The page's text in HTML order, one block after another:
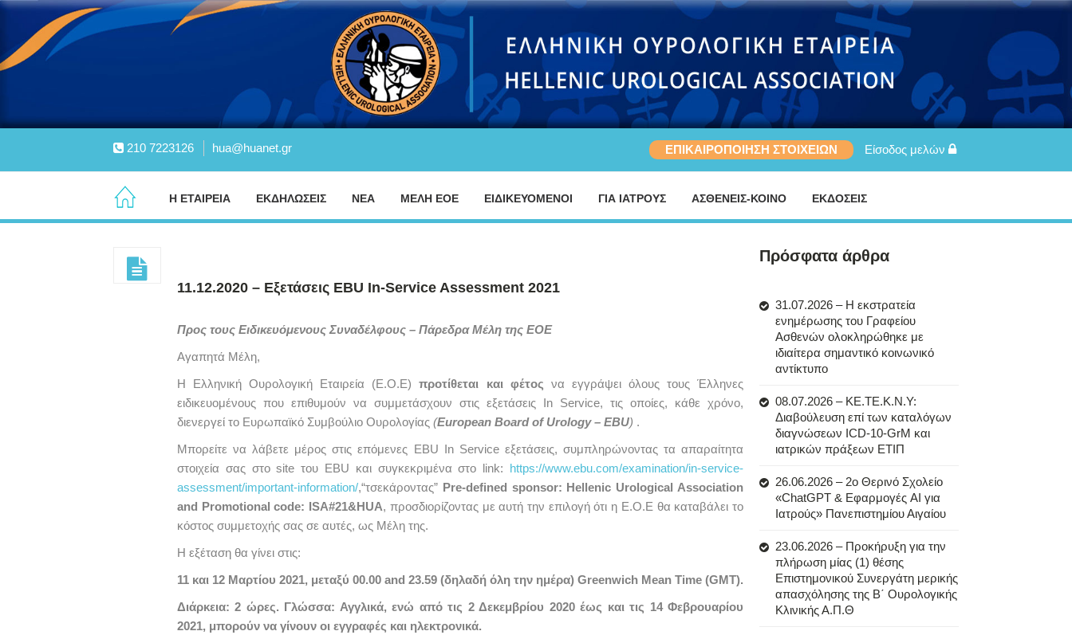
210 7223126 hua@huanet.gr ΕΠΙΚΑΙΡΟΠΟΙΗΣΗ ΣΤΟΙΧΕΙΩΝ Είσοδος μελών
Η ΕΤΑΙΡΕΙΑ ΕΚΔΗΛΩΣΕΙΣ ΝΕΑ ΜΕΛΗ ΕΟΕ ΕΙΔΙΚΕΥΟΜΕΝΟΙ ΓΙΑ ΙΑΤΡΟΥΣ ΑΣΘΕΝΕΙΣ-ΚΟΙΝΟ ΕΚΔΟΣΕΙΣ
11.12.2020 – Εξετάσεις EBU In-Service Assessment 2021
Προς τους Ειδικευόμενους Συναδέλφους – Πάρεδρα Μέλη της ΕΟΕ
Αγαπητά Μέλη,
Η Ελληνική Ουρολογική Εταιρεία (Ε.Ο.Ε)προτίθεται και φέτος να εγγράψει όλους τους Έλληνες
ειδικευομένους που επιθυμούν να συμμετάσχουν στις εξετάσεις In Service, τις οποίες, κάθε χρόνο,
διενεργεί το Ευρωπαϊκό Συμβούλιο Ουρολογίας (European Board of Urology – EBU) .
Μπορείτε να λάβετε μέρος στις επόμενες EBU In Service εξετάσεις, συμπληρώνοντας τα απαραίτητα
στοιχεία σας στο site του EBU και συγκεκριμένα στο link: https://www.ebu.com/examination/in-service-
assessment/important-information/,“τσεκάροντας” Pre-defined sponsor: Hellenic Urological Association
and Promotional code: ISA#21&HUA, προσδιορίζοντας με αυτή την επιλογή ότι η Ε.Ο.Ε θα καταβάλει το
κόστος συμμετοχής σας σε αυτές, ως Μέλη της.
Η εξέταση θα γίνει στις:
11 και 12 Μαρτίου 2021, μεταξύ 00.00 and 23.59 (δηλαδή όλη την ημέρα) Greenwich Mean Time (GMT).
Διάρκεια: 2 ώρες. Γλώσσα: Αγγλικά, ενώ από τις 2 Δεκεμβρίου 2020 έως και τις 14 Φεβρουαρίου
2021, μπορούν να γίνουν οι εγγραφές και ηλεκτρονικά.
Πρόσφατα άρθρα
31.07.2026 – Η εκστρατεία
ενημέρωσης του Γραφείου
Ασθενών ολοκληρώθηκε με
ιδιαίτερα σημαντικό κοινωνικό
αντίκτυπο
08.07.2026 – ΚΕ.ΤΕ.Κ.Ν.Υ:
Διαβούλευση επί των καταλόγων
διαγνώσεων ICD-10-GrM και
ιατρικών πράξεων ΕΤΙΠ
26.06.2026 – 2ο Θερινό Σχολείο
«ChatGPT & Εφαρμογές AI για
Ιατρούς» Πανεπιστημίου Αιγαίου
23.06.2026 – Προκήρυξη για την
πλήρωση μίας (1) θέσης
Επιστημονικού Συνεργάτη μερικής
απασχόλησης της Β΄ Ουρολογικής
Κλινικής Α.Π.Θ